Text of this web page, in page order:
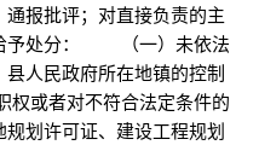
报批评；对直接负责的主
予处分： （一）未依法
人民政府所在地镇的控制
或者对不符合法定条件的
划许可证、建设工程规划